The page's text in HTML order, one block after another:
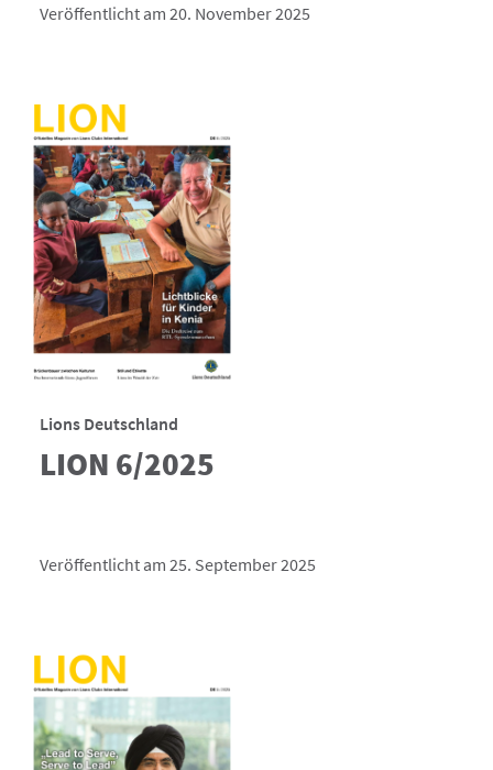
Veröffentlicht am 20. November 2025
Lions Deutschland
LION 6/2025
Veröffentlicht am 25. September 2025